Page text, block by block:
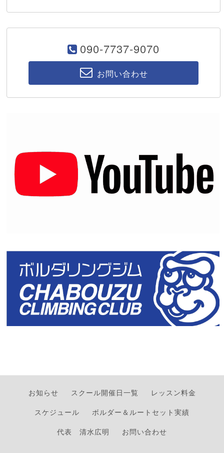
090-7737-9070
お問い合わせ
お知らせ スクール開催日一覧
レッスン料金
スケジュール
ボルダー＆ルートセット実績
代表 清水広明
お問い合わせ